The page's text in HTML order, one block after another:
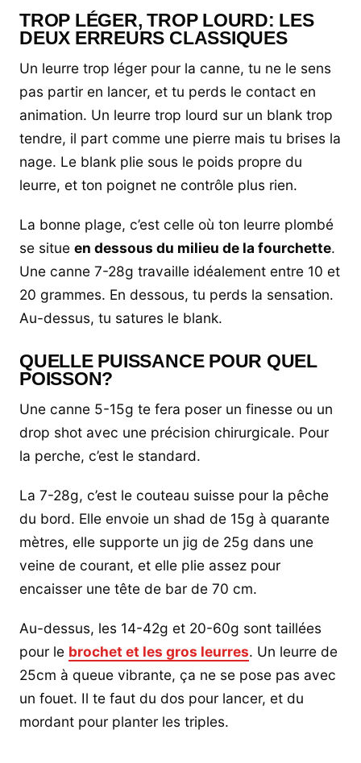
TROP LÉGER, TROP LOURD: LES
DEUX ERREURS CLASSIQUES
Un leurre trop léger pour la canne, tu ne le sens
pas partir en lancer, et tu perds le contact en
animation. Un leurre trop lourd sur un blank trop
tendre, il part comme une pierre mais tu brises la
nage. Le blank plie sous le poids propre du
leurre, et ton poignet ne contrôle plus rien.
La bonne plage, c’est celle où ton leurre plombé
se situe en dessous du milieu de la fourchette.
Une canne 7-28g travaille idéalement entre 10 et
20 grammes. En dessous, tu perds la sensation.
Au-dessus, tu satures le blank.
QUELLE PUISSANCE POUR QUEL
POISSON?
Une canne 5-15g te fera poser un finesse ou un
drop shot avec une précision chirurgicale. Pour
la perche, c’est le standard.
La 7-28g, c’est le couteau suisse pour la pêche
du bord. Elle envoie un shad de 15g à quarante
mètres, elle supporte un jig de 25g dans une
veine de courant, et elle plie assez pour
encaisser une tête de bar de 70 cm.
Au-dessus, les 14-42g et 20-60g sont taillées
pour le brochet et les gros leurres. Un leurre de
25cm à queue vibrante, ça ne se pose pas avec
un fouet. Il te faut du dos pour lancer, et du
mordant pour planter les triples.